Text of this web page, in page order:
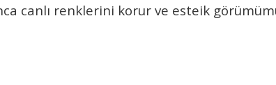
canlı renklerini korur ve esteik